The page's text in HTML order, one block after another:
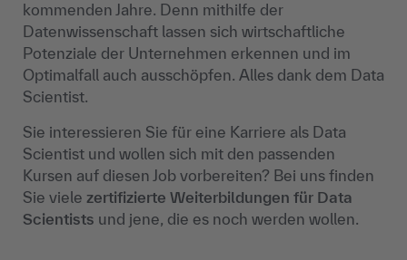
kommenden Jahre. Denn mithilfe der
Datenwissenschaft lassen sich wirtschaftliche
Potenziale der Unternehmen erkennen und im
Optimalfall auch ausschöpfen. Alles dank dem Data
Scientist.
Sie interessieren Sie für eine Karriere als Data
Scientist und wollen sich mit den passenden
Kursen auf diesen Job vorbereiten? Bei uns finden
Sie viele zertifizierte Weiterbildungen für Data
Scientists und jene, die es noch werden wollen.